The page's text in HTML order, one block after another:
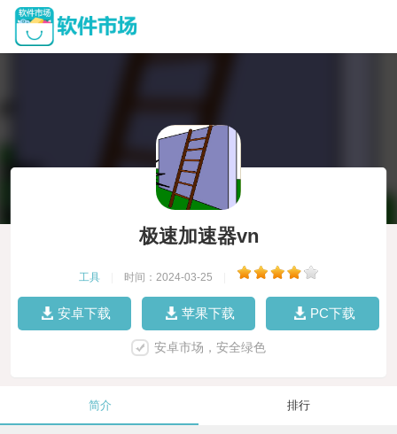
极速加速器vn
工具 时间：2024-03-25
安卓下载 苹果下载 PC下载
安卓市场，安全绿色
简介 排行